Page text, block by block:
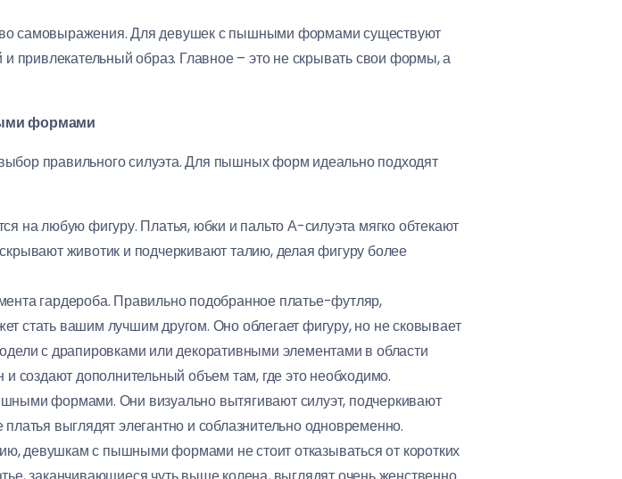
самовыражения. Для девушек с пышными формами существуют
привлекательный образ. Главное – это не скрывать свои формы, а
формами
правильного силуэта. Для пышных форм идеально подходят
на любую фигуру. Платья, юбки и пальто А-силуэта мягко обтекают
животик и подчеркивают талию, делая фигуру более
гардероба. Правильно подобранное платье-футляр,
стать вашим лучшим другом. Оно облегает фигуру, но не сковывает
с драпировками или декоративными элементами в области
создают дополнительный объем там, где это необходимо.
формами. Они визуально вытягивают силуэт, подчеркивают
выглядят элегантно и соблазнительно одновременно.
девушкам с пышными формами не стоит отказываться от коротких